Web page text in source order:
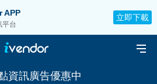
APP
平台
立即下載
資訊廣告優惠中